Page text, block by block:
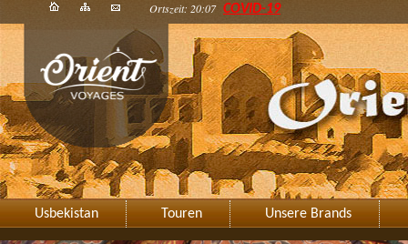
Ortszeit: 20:07 COVID-19
Usbekistan Touren Unsere Brands